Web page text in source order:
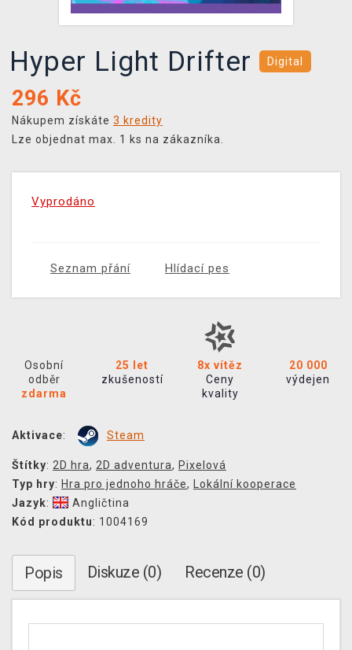
Hyper Light Drifter Digital
296 Kč
Nákupem získáte 3 kredity
Lze objednat max. 1 ks na zákazníka.
Vyprodáno
Seznam přání Hlídací pes
Osobní
odběr
zdarma
25 let
zkušeností
8x vítěz
Ceny
kvality
20 000
výdejen
Aktivace: Steam
Štítky: 2D hra, 2D adventura, Pixelová
Typ hry: Hra pro jednoho hráče, Lokální kooperace
Jazyk:
Angličtina
Kód produktu: 1004169
Popis Diskuze (0) Recenze (0)